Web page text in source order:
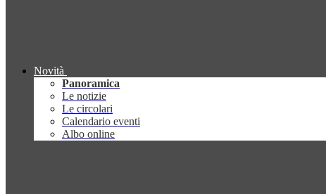
Novità
Panoramica
Le notizie
Le circolari
Calendario eventi
Albo online